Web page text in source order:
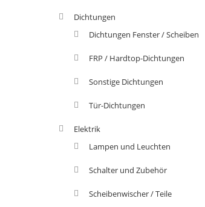
Dichtungen
Dichtungen Fenster / Scheiben
FRP / Hardtop-Dichtungen
Sonstige Dichtungen
Tür-Dichtungen
Elektrik
Lampen und Leuchten
Schalter und Zubehör
Scheibenwischer / Teile